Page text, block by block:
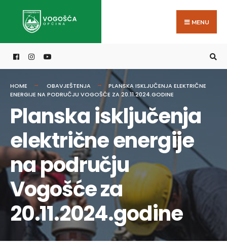
MENU
HOME OBAVJEŠTENJA
PLANSKA ISKLJUČENJA ELEKTRIČNE
ENERGIJE NA PODRUČJU VOGOŠĆE ZA 20.11.2024.GODINE
Planska isključenja
električne energije
na području
Vogošće za
20.11.2024.godine
for: